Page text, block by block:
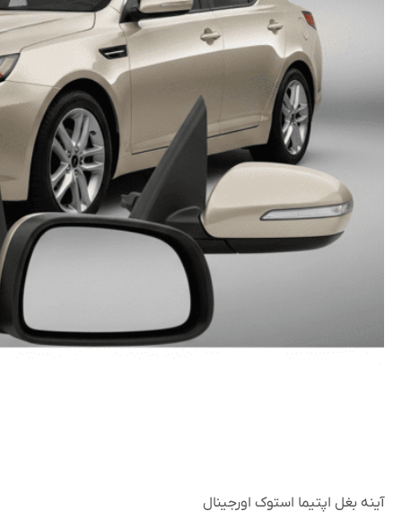
آینه بغل اپتیما استوک اورجینال